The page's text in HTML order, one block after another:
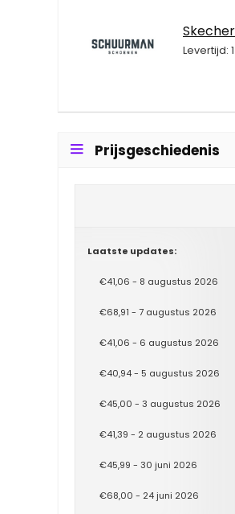
Levertijd:
Prijsgeschiedenis
Laatste updates:
€41,06 - 8 augustus 2026
€68,91 - 7 augustus 2026
€41,06 - 6 augustus 2026
€40,94 - 5 augustus 2026
€45,00 - 3 augustus 2026
€41,39 - 2 augustus 2026
€45,99 - 30 juni 2026
€68,00 - 24 juni 2026